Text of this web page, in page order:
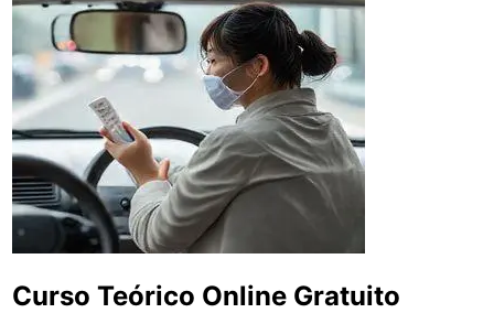
Curso Teórico Online Gratuito